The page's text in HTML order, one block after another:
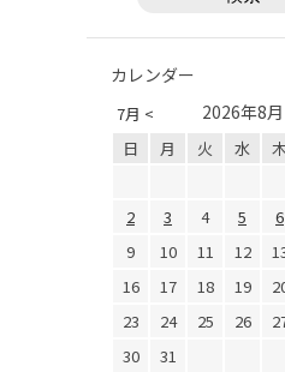
カレンダー
7月 < 2026年8月
日 月 火 水
2
3 4 5 6
9
10 11 12
16
17 18 19
23
24 25 26
30
31